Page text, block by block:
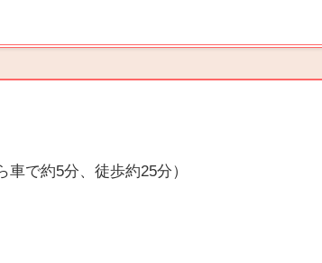
約5分、徒歩約25分）